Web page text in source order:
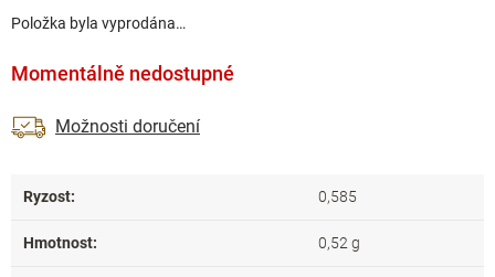
Položka byla vyprodána…
Momentálně nedostupné
Možnosti doručení
Ryzost: 0,585
Hmotnost: 0,52 g